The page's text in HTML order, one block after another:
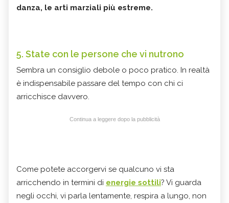
danza, le arti marziali più estreme.
5. State con le persone che vi nutrono
Sembra un consiglio debole o poco pratico. In realtà
è indispensabile passare del tempo con chi ci
arricchisce davvero.
Continua a leggere dopo la pubblicità
Come potete accorgervi se qualcuno vi sta
arricchendo in termini di energie sottili? Vi guarda
negli occhi, vi parla lentamente, respira a lungo, non